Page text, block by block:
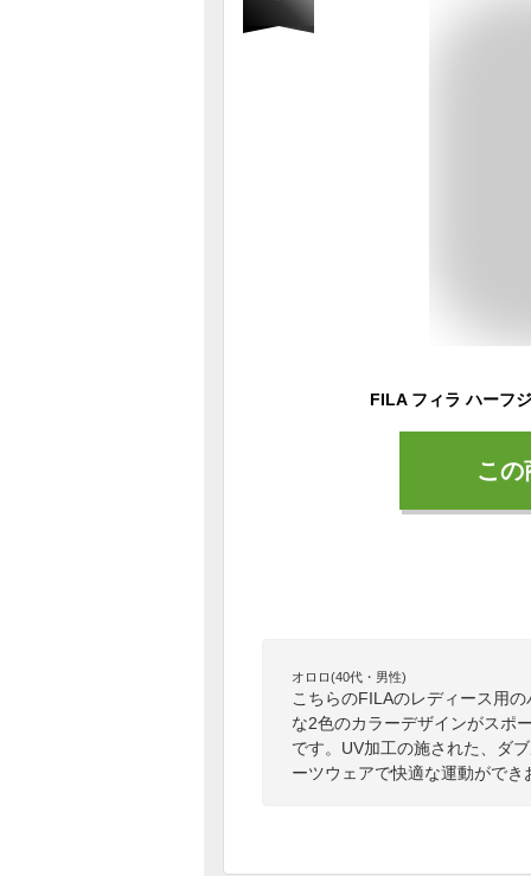
こ
オロロ(40代・男性)
こちらのFILAのレディース用
な2色のカラーデザインがスポ
です。UV加工の施された、ダ
ーツウェアで快適な運動ができ